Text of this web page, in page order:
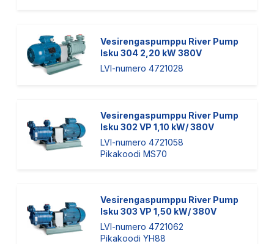
Vesirengaspumppu River Pump
Isku 304 2,20 kW 380V
LVI-numero 4721028
Vesirengaspumppu River Pump
Isku 302 VP 1,10 kW/ 380V
LVI-numero 4721058
Pikakoodi MS70
Vesirengaspumppu River Pump
Isku 303 VP 1,50 kW/ 380V
LVI-numero 4721062
Pikakoodi YH88